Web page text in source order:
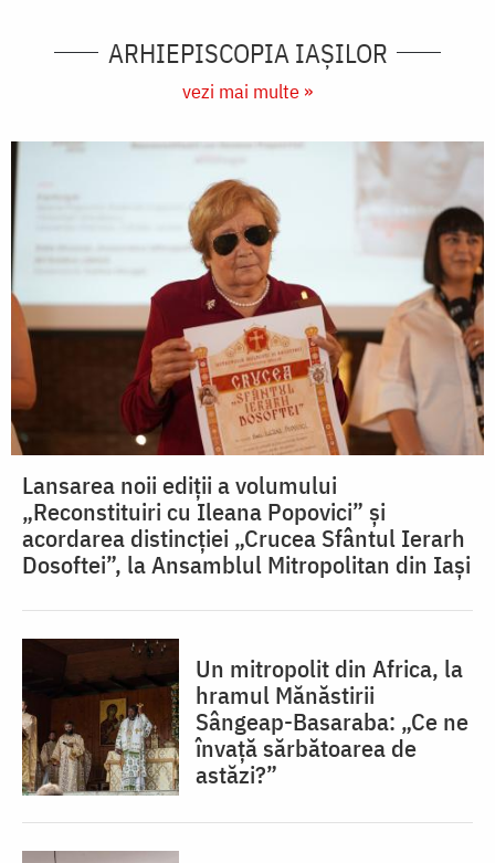
ARHIEPISCOPIA IAŞILOR
vezi mai multe »
Lansarea noii ediții a volumului
„Reconstituiri cu Ileana Popovici” și
acordarea distincției „Crucea Sfântul Ierarh
Dosoftei”, la Ansamblul Mitropolitan din Iași
Un mitropolit din Africa, la
hramul Mănăstirii
Sângeap-Basaraba: „Ce ne
învață sărbătoarea de
astăzi?”